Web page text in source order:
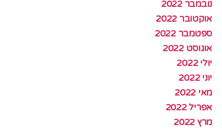
נובמבר 2022
אוקטובר 2022
ספטמבר 2022
אוגוסט 2022
יולי 2022
יוני 2022
מאי 2022
אפריל 2022
מרץ 2022